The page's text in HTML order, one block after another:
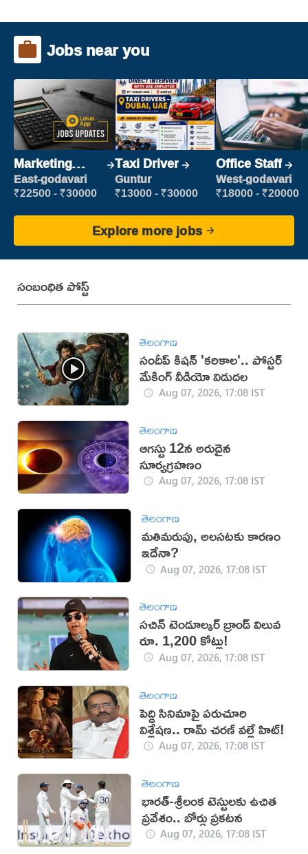
Jobs near you
Marketing
Executive
East-godavari
₹22500 - ₹30000
Taxi Driver
Guntur
₹13000 - ₹30000
Office Staff
West-godavari
₹18000 - ₹20000
Explore more jobs
సంబంధిత పోస్ట్
తెలంగాణ
సందీప్ కిషన్ 'కరికాల'.. పోస్టర్
మేకింగ్ వీడియో విడుదల
Aug 07, 2026, 17:08 IST
తెలంగాణ
ఆగస్టు 12న అరుదైన
సూర్యగ్రహణం
Aug 07, 2026, 17:08 IST
తెలంగాణ
మతిమరుపు, అలసటకు కారణం
ఇదేనా?
Aug 07, 2026, 17:08 IST
తెలంగాణ
సచిన్ టెండూల్కర్ బ్రాండ్ విలువ
రూ. 1,200 కోట్లు!
Aug 07, 2026, 17:08 IST
తెలంగాణ
పెద్ది సినిమాపై పరుచూరి
విశ్లేషణ.. రామ్ చరణ్ వల్లే హిట్!
Aug 07, 2026, 17:08 IST
తెలంగాణ
భారత్-శ్రీలంక టెస్టులకు ఉచిత
ప్రవేశం.. బోర్డు ప్రకటన
Aug 07, 2026, 17:08 IST